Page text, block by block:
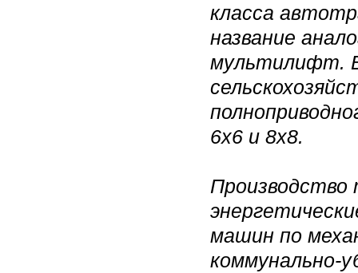
класса
название
мультилифт.
6х6 и 8х8.
машин по
коммунально-